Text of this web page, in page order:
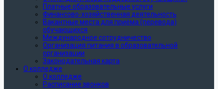
Платные образовательные услуги
Финансово-хозяйственная деятельность
Вакантные места для приёма (перевода)
обучающихся
Международное сотрудничество
Организация питания в образовательной
организации
Законодательная карта
О колледже
О колледже
Расписание звонков